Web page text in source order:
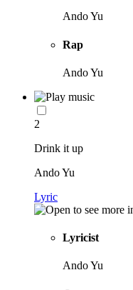
Ando Yu
Rap
Ando Yu
2
Drink it up
Ando Yu
Lyric
Lyricist
Ando Yu